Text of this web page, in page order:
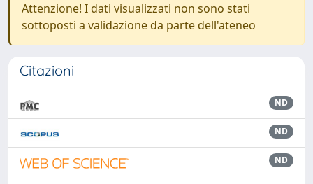
Attenzione! I dati visualizzati non sono stati
sottoposti a validazione da parte dell'ateneo
Citazioni
ND
ND
ND